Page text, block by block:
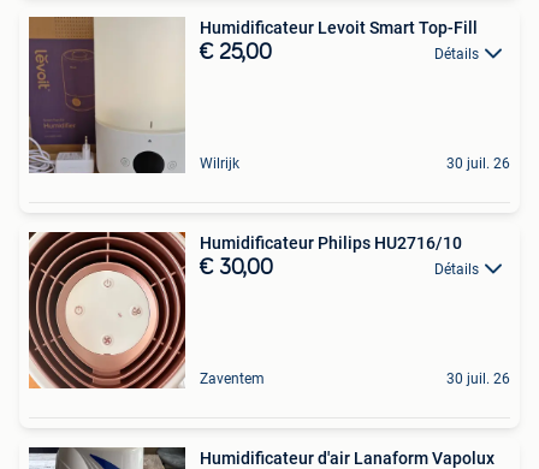
Humidificateur Levoit Smart Top-Fill
€ 25,00 Détails
Wilrijk 30 juil. 26
Humidificateur Philips HU2716/10
€ 30,00 Détails
Zaventem 30 juil. 26
Humidificateur d'air Lanaform Vapolux